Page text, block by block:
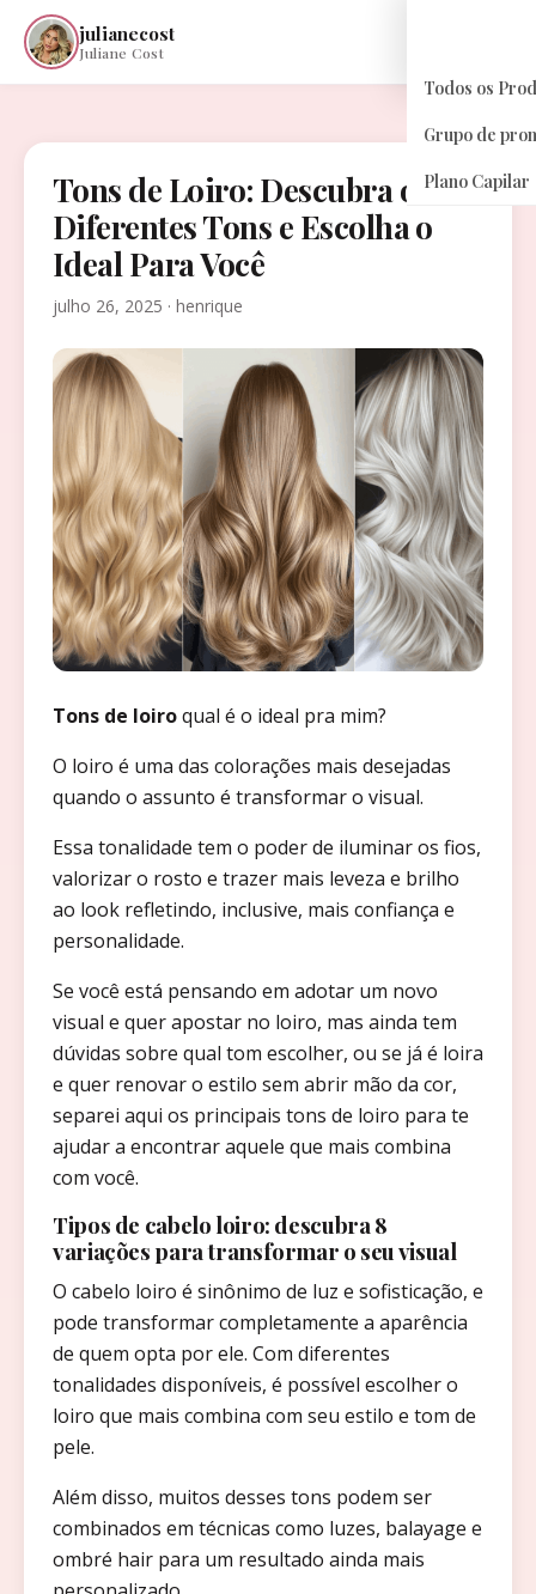
julianecost
Juliane Cost
Todos os
Grupo de
Plano Capilar
Tons de Loiro: Descubra os
Diferentes Tons e Escolha o
Ideal Para Você
julho 26, 2025 · henrique
Tons de loiroqual é o ideal pra mim?
O loiro é uma das colorações mais desejadas
quando o assunto é transformar o visual.
Essa tonalidade tem o poder de iluminar os fios,
valorizar o rosto e trazer mais leveza e brilho
ao look refletindo, inclusive, mais confiança e
personalidade.
Se você está pensando em adotar um novo
visual e quer apostar no loiro, mas ainda tem
dúvidas sobre qual tom escolher, ou se já é loira
e quer renovar o estilo sem abrir mão da cor,
separei aqui os principais tons de loiro para te
ajudar a encontrar aquele que mais combina
com você.
Tipos de cabelo loiro: descubra 8
variações para transformar o seu visual
O cabelo loiro é sinônimo de luz e sofisticação, e
pode transformar completamente a aparência
de quem opta por ele. Com diferentes
tonalidades disponíveis, é possível escolher o
loiro que mais combina com seu estilo e tom de
pele.
Além disso, muitos desses tons podem ser
combinados em técnicas como luzes, balayage e
ombré hair para um resultado ainda mais